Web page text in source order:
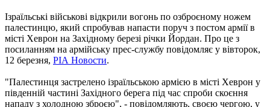
Ізраїльські військові відкрили вогонь по озброєному ножем
палестинцю, який спробував напасти поруч з постом армії в
місті Хеврон на Західному березі річки Йордан. Про це з
посиланням на армійську прес-службу повідомляє у вівторок,
12 березня, РІА Новости.
"Палестинця застрелено ізраїльською армією в місті Хеврон у
південній частині Західного берега під час спроби скоєння
нападу з холодною зброєю", - повідомляють, своєю чергою, у